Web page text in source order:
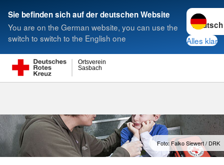
Sie befinden sich auf der deutschen Website
You are on the German website, you can use the
switch to switch to the English one
Sprache
Alles klar
Sasbach
Ortsverein
Suche
Foto: Falko Siewert / DRK